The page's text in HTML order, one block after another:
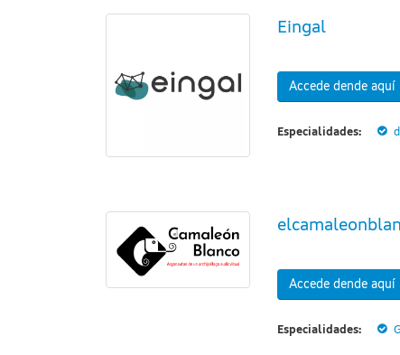
Eingal
Accede dende aquí
Especialidades:
Accede dende aquí
Especialidades: